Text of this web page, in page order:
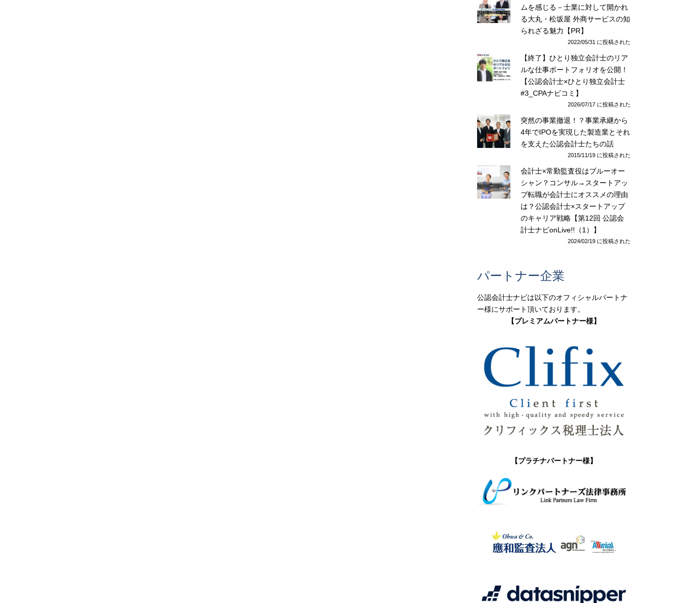
ムを感じる－士業に対して開かれ
る大丸・松坂屋 外商サービスの知
られざる魅力【PR】
2022/05/31 に投稿された
【終了】ひとり独立会計士のリア
ルな仕事ポートフォリオを公開！
【公認会計士×ひとり独立会計士
#3_CPAナビコミ】
2026/07/17 に投稿された
突然の事業撤退！？事業承継から
4年でIPOを実現した製造業とそれ
を支えた公認会計士たちの話
2015/11/19 に投稿された
会計士×常勤監査役はブルーオー
シャン？コンサル→スタートアッ
プ転職が会計士にオススメの理由
は？公認会計士×スタートアップ
のキャリア戦略【第12回 公認会
計士ナビonLive!!（1）】
2024/02/19 に投稿された
パートナー企業
公認会計士ナビは以下のオフィシャルパートナ
ー様にサポート頂いております。
【プレミアムパートナー様】
【プラチナパートナー様】